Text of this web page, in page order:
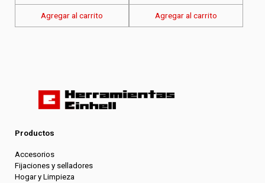
Agregar al carrito Agregar al carrito
Productos
Accesorios
Fijaciones y selladores
Hogar y Limpieza